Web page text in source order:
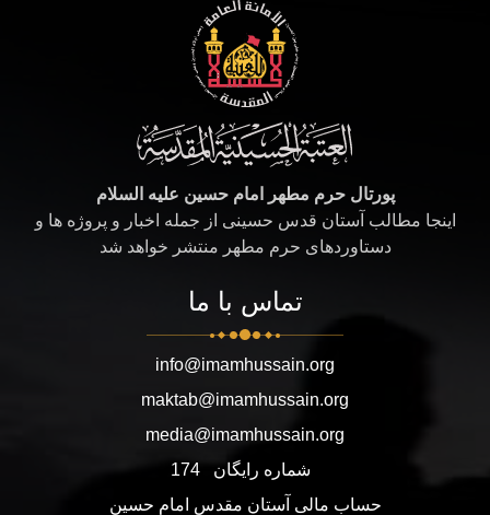
پورتال حرم مطهر امام حسین علیه السلام
اینجا مطالب آستان قدس حسینی از جمله اخبار و پروژه ها و
دستاوردهای حرم مطهر منتشر خواهد شد
تماس با ما
info@imamhussain.org
maktab@imamhussain.org
media@imamhussain.org
شماره رایگان
174
حساب مالی آستان مقدس امام حسین